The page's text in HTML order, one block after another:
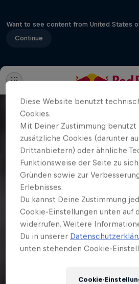
Want to see content from United States
Continue
Diese Website benutzt
Cookies.
Mit Deiner Zustimmung benutzt
zusätzliche Cookies (darunter
Drittanbietern) oder ähnliche
Funktionsweise der Seite zu
Gründen sowie zur
Erlebnisses.
Du kannst Deine Zustimmung
Cookie-Einstellungen unten auf
widerrufen. Weitere
Du in unserer
unten stehenden Cookie-
Cookie-